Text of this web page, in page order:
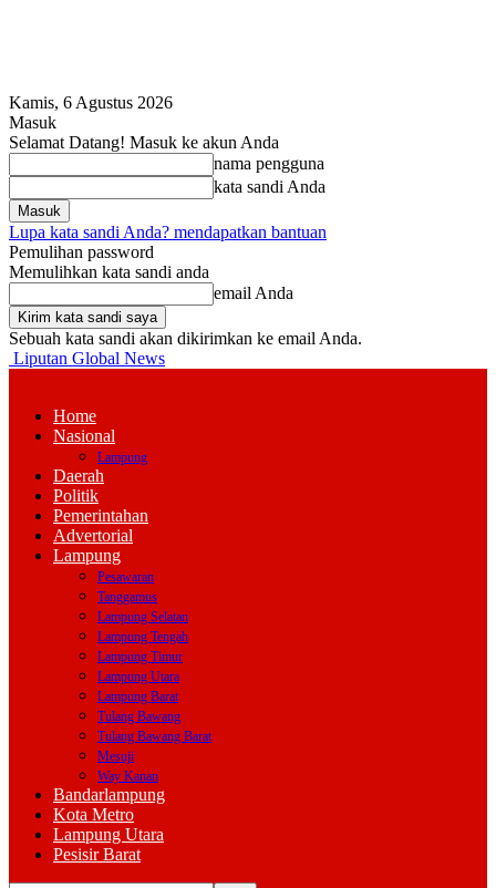
Kamis, 6 Agustus 2026
Masuk
Selamat Datang! Masuk ke akun Anda
nama pengguna
kata sandi Anda
Lupa kata sandi Anda? mendapatkan bantuan
Pemulihan password
Memulihkan kata sandi anda
email Anda
Sebuah kata sandi akan dikirimkan ke email Anda.
Liputan Global News
Home
Nasional
Lampung
Daerah
Politik
Pemerintahan
Advertorial
Lampung
Pesawaran
Tanggamus
Lampung Selatan
Lampung Tengah
Lampung Timur
Lampung Utara
Lampung Barat
Tulang Bawang
Tulang Bawang Barat
Mesuji
Way Kanan
Bandarlampung
Kota Metro
Lampung Utara
Pesisir Barat